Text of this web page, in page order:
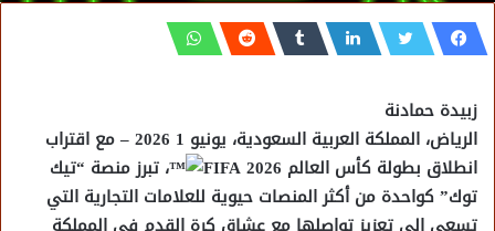
زبيدة حمادنة
الرياض، المملكة العربية السعودية، يونيو 1 2026 – مع اقتراب
انطلاق بطولة كأس العالم FIFA 2026
، تبرز منصة “تيك
توك” كواحدة من أكثر المنصات حيوية للعلامات التجارية التي